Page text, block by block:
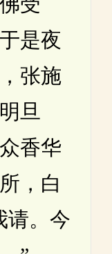
是夜
张施
旦
香华
，白
请。今